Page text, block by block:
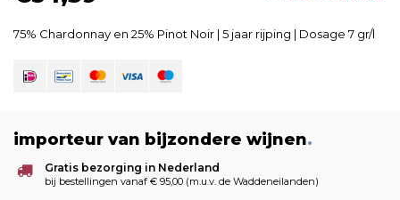
75% Chardonnay en 25% Pinot Noir | 5 jaar rijping | Dosage 7 gr/l
importeur van bijzondere wijnen.
Gratis bezorging in Nederland
bij bestellingen vanaf € 95,00 (m.u.v. de Waddeneilanden)